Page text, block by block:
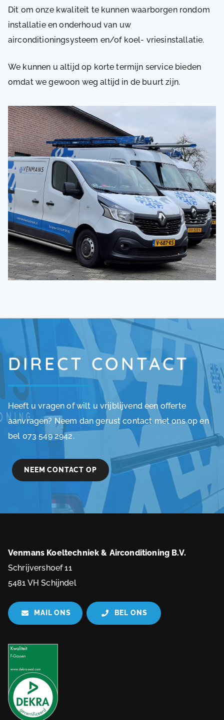
Dit om onze kwaliteit te kunnen waarborgen rondom
installatie en onderhoud van uw
airconditioningsysteem en/of koel- vriesinstallatie.
We kunnen u altijd op korte termijn service bieden
omdat we gewoon weg altijd in de buurt zijn.
DIRECT CONTACT
Heeft u vragen of wilt u vrijblijvend een offerte
aanvragen? Neem dan gerust contact met ons op en
bel 073 549 2942.
NEEM CONTACT OP
Venmans Koeltechniek & Airconditioning B.V.
Schrijvershoef 11
5481 VH Schijndel
MAIL ONS BEL ONS